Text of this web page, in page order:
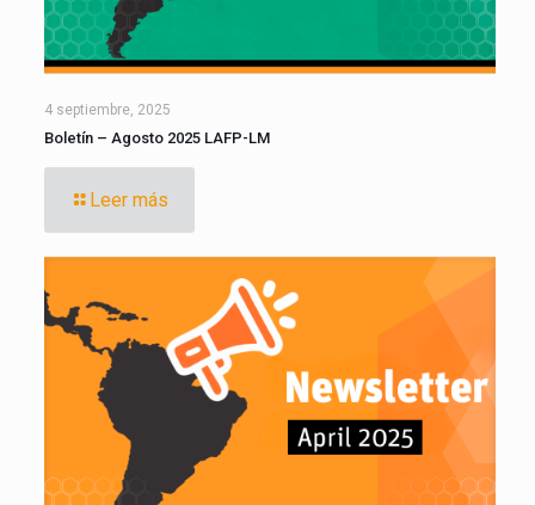
4 septiembre, 2025
Boletín – Agosto 2025 LAFP-LM
Leer más